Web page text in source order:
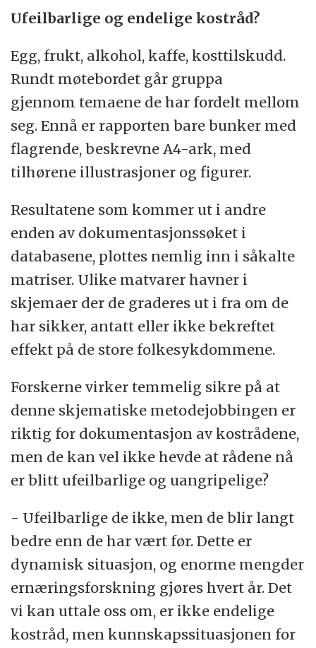
Ufeilbarlige og endelige kostråd?
Egg, frukt, alkohol, kaffe, kosttilskudd.
Rundt møtebordet går gruppa
gjennom temaene de har fordelt mellom
seg. Ennå er rapporten bare bunker med
flagrende, beskrevne A4-ark, med
tilhørene illustrasjoner og figurer.
Resultatene som kommer ut i andre
enden av dokumentasjonssøket i
databasene, plottes nemlig inn i såkalte
matriser. Ulike matvarer havner i
skjemaer der de graderes ut i fra om de
har sikker, antatt eller ikke bekreftet
effekt på de store folkesykdommene.
Forskerne virker temmelig sikre på at
denne skjematiske metodejobbingen er
riktig for dokumentasjon av kostrådene,
men de kan vel ikke hevde at rådene nå
er blitt ufeilbarlige og uangripelige?
- Ufeilbarlige de ikke, men de blir langt
bedre enn de har vært før. Dette er
dynamisk situasjon, og enorme mengder
ernæringsforskning gjøres hvert år. Det
vi kan uttale oss om, er ikke endelige
kostråd, men kunnskapssituasjonen for